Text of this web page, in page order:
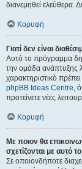
διανεμηθεί ελεύθερα.
Κορυφή
Γιατί δεν είναι
Αυτό το πρόγραμμα
την ομάδα ανάπτυξης
χαρακτηριστικό
phpBB Ideas Centre,
προτείνετε νέες
Κορυφή
Με ποιον θα
σχετίζονται με αυτό
Σε οποιονδήποτε